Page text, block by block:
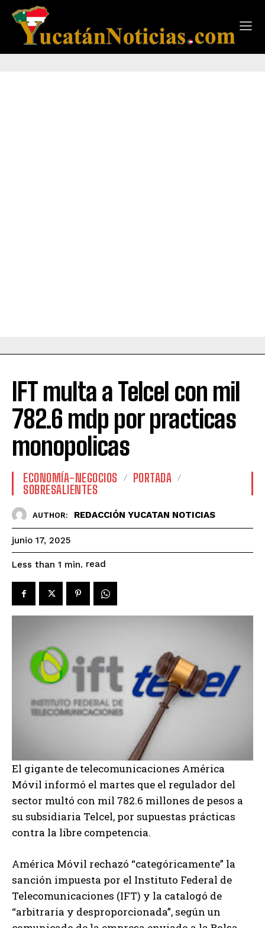
IFT multa a Telcel con mil
782.6 mdp por practicas
monopolicas
ECONOMÍA-NEGOCIOS
PORTADA
SOBRESALIENTES
AUTHOR: REDACCIÓN YUCATAN NOTICIAS
junio 17, 2025
Less than 1 min. read
El gigante de telecomunicaciones América
Móvil informó el martes que el regulador del
sector multó con mil 782.6 millones de pesos a
su subsidiaria Telcel, por supuestas prácticas
contra la libre competencia.
América Móvil rechazó “categóricamente” la
sanción impuesta por el Instituto Federal de
Telecomunicaciones (IFT) y la catalogó de
“arbitraria y desproporcionada”, según un